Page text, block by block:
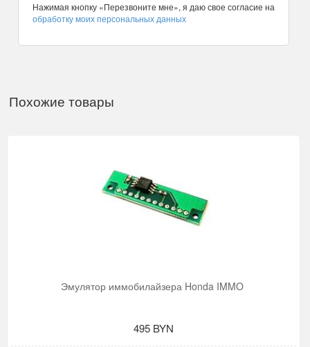
Нажимая кнопку «Перезвоните мне», я даю свое согласие на
обработку моих персональных данных
Похожие товары
Эмулятор иммобилайзера Honda IMMO
495 BYN